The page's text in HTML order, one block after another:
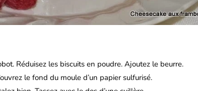
Réduisez les biscuits en poudre.Ajoutez le beurre.
le fond du moule d’un papier sulfurisé.